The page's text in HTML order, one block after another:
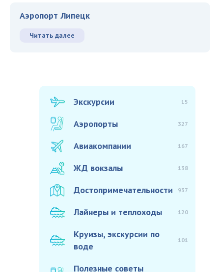
Аэропорт Липецк
Читать далее
Экскурсии 15
Аэропорты 327
Авиакомпании 167
ЖД вокзалы 138
Достопримечательности 937
Лайнеры и теплоходы 120
Круизы, экскурсии по
воде
101
Полезные советы